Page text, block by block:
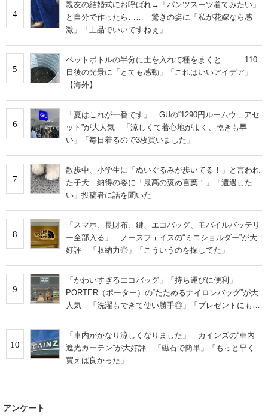
4
親友の結婚式にお呼ばれ→「パンツスーツ着てみたい」
と自分で作ったら…… 驚きの姿に「私が花嫁なら感
激」「上品でいいですねぇ」
5
ペットボトルの半分に土を入れて種をまくと…… 110
日後の光景に「とても感動」「これはいいアイデア」
【海外】
6
「夏はこれが一番です」 GUの“1290円ルームウェアセ
ット”が大人気 「涼しくて着心地がよく、乾きも早
い」「毎日着るので3枚買いました」
7
散歩中、小学生に「ぬいぐるみが歩いてる！」と言われ
た子犬 納得の姿に「最高の褒め言葉！」「遭遇した
い」投稿者に話を聞いた
8
「スマホ、長財布、鍵、エコバッグ、モバイルバッテリ
ー全部入る」 ノースフェイスの“ミニショルダー”が大
好評 「収納力◎」「こういうのを探してた」
9
「かわいすぎるエコバッグ」「持ち運びに便利」
PORTER（ポーター）の“たためるナイロンバッグ”が大
人気 「洗濯もできて使い勝手◎」「プレゼントにもお
10
「車内がかなり涼しくなりました」 カインズの“車内
遮光カーテン”が大好評 「磁石で簡単」「もっと早く
買えば良かった」
アンケート